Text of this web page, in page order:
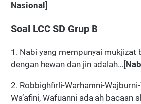
Nasional]
Soal LCC SD Grup B
1. Nabi yang mempunyai mukjizat
dengan hewan dan jin adalah…
2. Robbighfirli-Warhamni-Wajburni-
Wa’afini, Wafuanni adalah bacaan